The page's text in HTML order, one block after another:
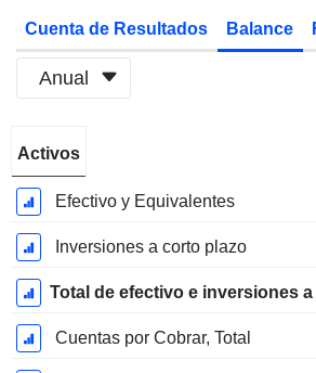
Cuenta de Resultados Balance
Anual
fiscal:
Diciembre
Activos
Efectivo y Equivalentes
Inversiones a corto plazo
Total de efectivo e inversiones
Cuentas por Cobrar, Total